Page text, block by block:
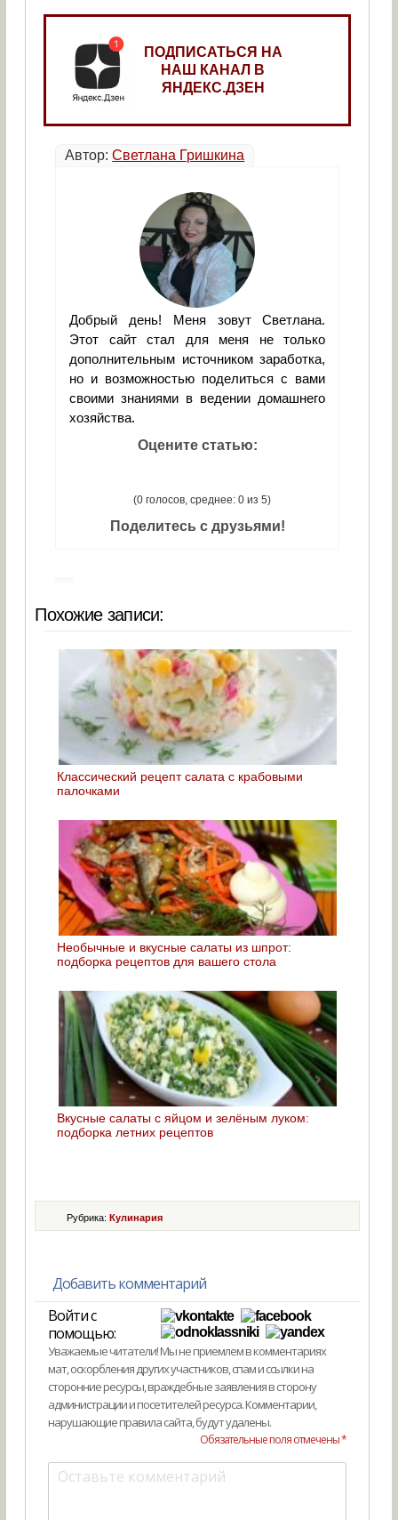
ПОДПИСАТЬСЯ НА
НАШ КАНАЛ В
ЯНДЕКС.ДЗЕН
Автор:Светлана Гришкина
Добрый день! Меня зовут Светлана.
Этот сайт стал для меня не только
дополнительным источником заработка,
но и возможностью поделиться с вами
своими знаниями в ведении домашнего
хозяйства.
Оцените статью:
(0 голосов, среднее: 0 из 5)
Поделитесь с друзьями!
Похожие записи:
Классический рецепт салата с крабовыми
палочками
Необычные и вкусные салаты из шпрот:
подборка рецептов для вашего стола
Вкусные салаты с яйцом и зелёным луком:
подборка летних рецептов
Рубрика: Кулинария
Добавить комментарий
Войти с
помощью:
Уважаемые читатели! Мы не приемлем в комментариях
мат, оскорбления других участников, спам и ссылки на
сторонние ресурсы, враждебные заявления в сторону
администрации и посетителей ресурса. Комментарии,
нарушающие правила сайта, будут удалены.
Обязательные поля отмечены *